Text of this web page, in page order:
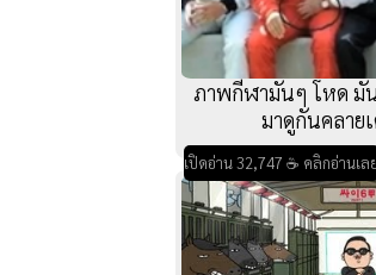
ภาพกีฬามันๆ โหด มั
มาดูกันคลาย
เปิดอ่าน 32,747 ☕ คลิกอ่านเล